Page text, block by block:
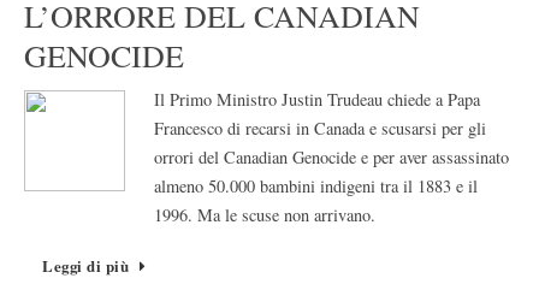
L’ORRORE DEL CANADIAN
GENOCIDE
Il Primo Ministro Justin Trudeau chiede a Papa
Francesco di recarsi in Canada e scusarsi per gli
orrori del Canadian Genocide e per aver assassinato
almeno 50.000 bambini indigeni tra il 1883 e il
1996. Ma le scuse non arrivano.
Leggi di più